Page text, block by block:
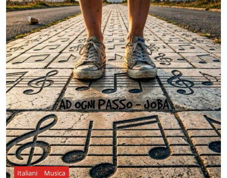
Italiani Musica